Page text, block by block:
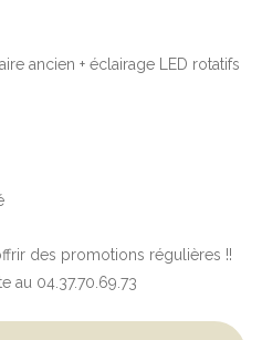
ancien + éclairage LED rotatifs
des promotions régulières !!
au 04.37.70.69.73